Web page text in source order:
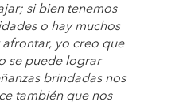
si bien tenemos
o hay muchos
yo creo que
se puede lograr
brindadas nos
también que nos